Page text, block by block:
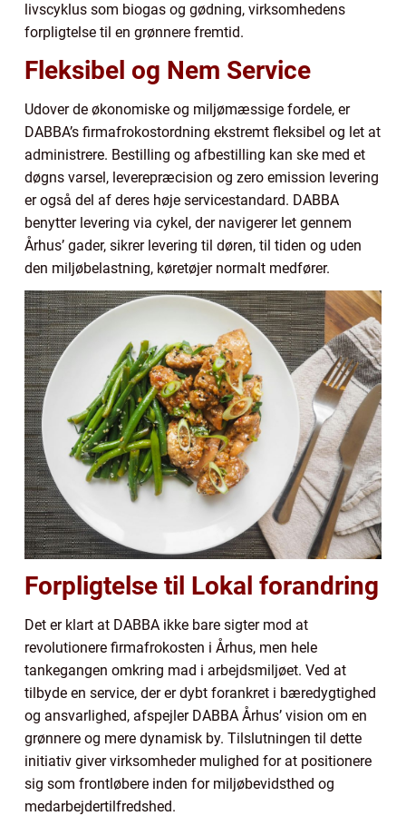
livscyklus som biogas og gødning, virksomhedens
forpligtelse til en grønnere fremtid.
Fleksibel og Nem Service
Udover de økonomiske og miljømæssige fordele, er
DABBA’s firmafrokostordning ekstremt fleksibel og let at
administrere. Bestilling og afbestilling kan ske med et
døgns varsel, leverepræcision og zero emission levering
er også del af deres høje servicestandard. DABBA
benytter levering via cykel, der navigerer let gennem
Århus’ gader, sikrer levering til døren, til tiden og uden
den miljøbelastning, køretøjer normalt medfører.
Forpligtelse til Lokal forandring
Det er klart at DABBA ikke bare sigter mod at
revolutionere firmafrokosten i Århus, men hele
tankegangen omkring mad i arbejdsmiljøet. Ved at
tilbyde en service, der er dybt forankret i bæredygtighed
og ansvarlighed, afspejler DABBA Århus’ vision om en
grønnere og mere dynamisk by. Tilslutningen til dette
initiativ giver virksomheder mulighed for at positionere
sig som frontløbere inden for miljøbevidsthed og
medarbejdertilfredshed.